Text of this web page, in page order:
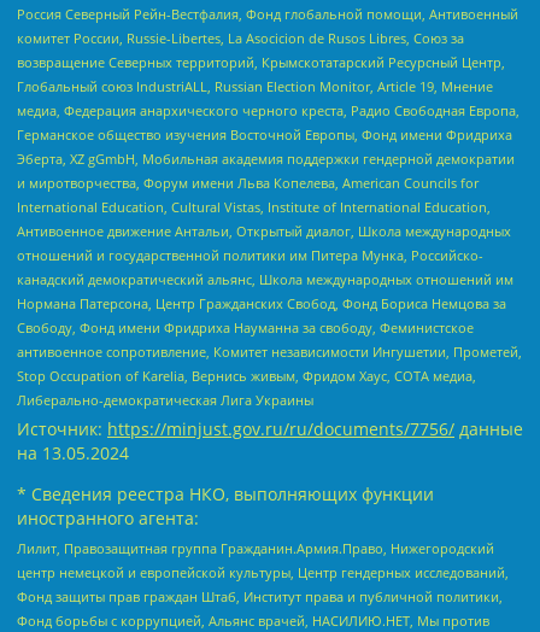
Россия Северный Рейн-Вестфалия, Фонд глобальной помощи, Антивоенный
комитет России, Russie-Libertes, La Asocicion de Rusos Libres, Союз за
возвращение Северных территорий, Крымскотатарский Ресурсный Центр,
Глобальный союз IndustriALL, Russian Election Monitor, Article 19, Мнение
медиа, Федерация анархического черного креста, Радио Свободная Европа,
Германское общество изучения Восточной Европы, Фонд имени Фридриха
Эберта, XZ gGmbH, Мобильная академия поддержки гендерной демократии
и миротворчества, Форум имени Льва Копелева, American Councils for
International Education, Cultural Vistas, Institute of International Education,
Антивоенное движение Антальи, Открытый диалог, Школа международных
отношений и государственной политики им Питера Мунка, Российско-
канадский демократический альянс, Школа международных отношений им
Нормана Патерсона, Центр Гражданских Свобод, Фонд Бориса Немцова за
Свободу, Фонд имени Фридриха Науманна за свободу, Феминистское
антивоенное сопротивление, Комитет независимости Ингушетии, Прометей,
Stop Occupation of Karelia, Вернись живым, Фридом Хаус, СОТА медиа,
Либерально-демократическая Лига Украины
Источник: https://minjust.gov.ru/ru/documents/7756/ данные
на 13.05.2024
* Сведения реестра НКО, выполняющих функции
иностранного агента:
Лилит, Правозащитная группа Гражданин.Армия.Право, Нижегородский
центр немецкой и европейской культуры, Центр гендерных исследований,
Фонд защиты прав граждан Штаб, Институт права и публичной политики,
Фонд борьбы с коррупцией, Альянс врачей, НАСИЛИЮ.НЕТ, Мы против